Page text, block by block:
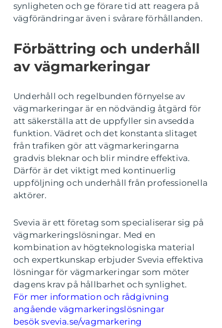
synligheten och ge förare tid att reagera på
vägförändringar även i svårare förhållanden.
Förbättring och underhåll
av vägmarkeringar
Underhåll och regelbunden förnyelse av
vägmarkeringar är en nödvändig åtgärd för
att säkerställa att de uppfyller sin avsedda
funktion. Vädret och det konstanta slitaget
från trafiken gör att vägmarkeringarna
gradvis bleknar och blir mindre effektiva.
Därför är det viktigt med kontinuerlig
uppföljning och underhåll från professionella
aktörer.
Svevia är ett företag som specialiserar sig på
vägmarkeringslösningar. Med en
kombination av högteknologiska material
och expertkunskap erbjuder Svevia effektiva
lösningar för vägmarkeringar som möter
dagens krav på hållbarhet och synlighet.
För mer information och rådgivning
angående vägmarkeringslösningar
besöksvevia.se/vagmarkering